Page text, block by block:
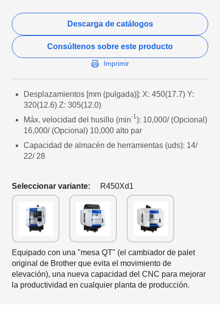
Descarga de catálogos
Consúltenos sobre este producto
Imprimir
Desplazamientos [mm (pulgada)]: X: 450(17.7) Y:
320(12.6) Z: 305(12.0)
Máx. velocidad del husillo (min-1): 10,000/ (Opcional)
16,000/ (Opcional) 10,000 alto par
Capacidad de almacén de herramientas (uds): 14/
22/ 28
Seleccionar variante: R450Xd1
Equipado con una "mesa QT" (el cambiador de palet
original de Brother que evita el movimiento de
elevación), una nueva capacidad del CNC para mejorar
la productividad en cualquier planta de producción.